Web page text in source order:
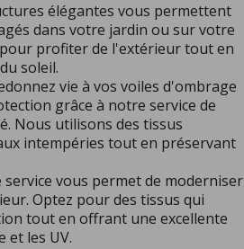
élégantes vous permettent
dans votre jardin ou sur votre
profiter de l'extérieur tout en
soleil.
vie à vos voiles d'ombrage
grâce à notre service de
Nous utilisons des tissus
intempéries tout en préservant
service vous permet de moderniser
Optez pour des tissus qui
tout en offrant une excellente
et les UV.